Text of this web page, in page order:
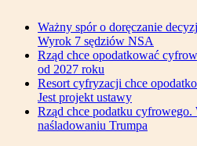
Ważny spór o doręczanie
Wyrok 7 sędziów NSA
Rząd chce opodatkować
od 2027 roku
Resort cyfryzacji chce
Jest projekt ustawy
Rząd chce podatku
naśladowaniu Trumpa